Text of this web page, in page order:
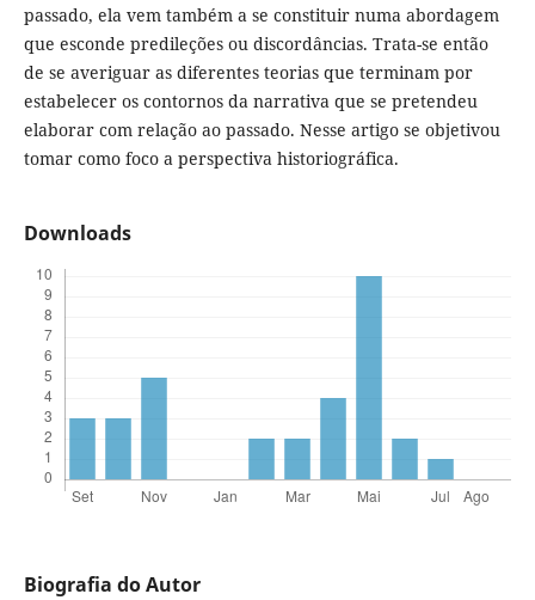
passado, ela vem também a se constituir numa abordagem
que esconde predileções ou discordâncias. Trata-se então
de se averiguar as diferentes teorias que terminam por
estabelecer os contornos da narrativa que se pretendeu
elaborar com relação ao passado. Nesse artigo se objetivou
tomar como foco a perspectiva historiográfica.
Downloads
Biografia do Autor